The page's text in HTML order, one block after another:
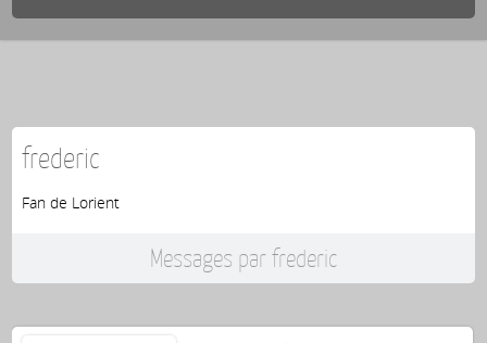
frederic
Fan de Lorient
Messages par frederic